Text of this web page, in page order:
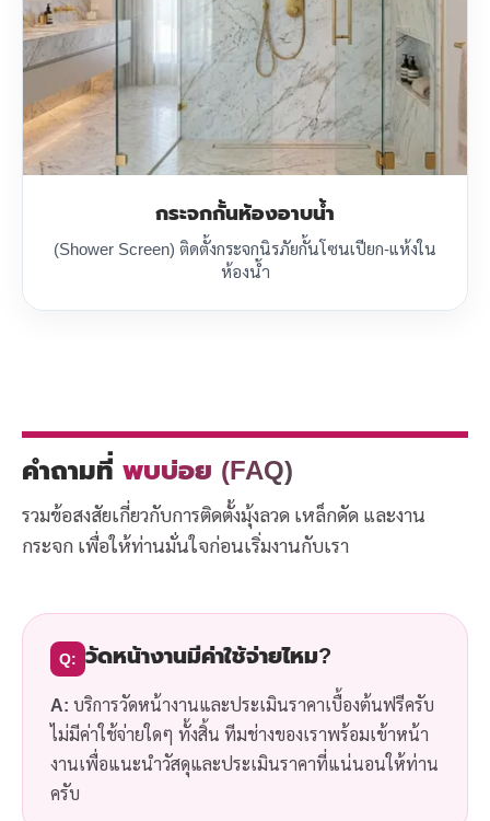
กระจกกั้นห้องอาบน้ำ
(Shower Screen) ติดตั้งกระจกนิรภัยกั้นโซนเปียก-แห้งใน
ห้องน้ำ
คำถามที่ พบบ่อย (FAQ)
รวมข้อสงสัยเกี่ยวกับการติดตั้งมุ้งลวด เหล็กดัด และงาน
กระจก เพื่อให้ท่านมั่นใจก่อนเริ่มงานกับเรา
Q: วัดหน้างานมีค่าใช้จ่ายไหม?
A: บริการวัดหน้างานและประเมินราคาเบื้องต้นฟรีครับ
ไม่มีค่าใช้จ่ายใดๆ ทั้งสิ้น ทีมช่างของเราพร้อมเข้าหน้า
งานเพื่อแนะนำวัสดุและประเมินราคาที่แน่นอนให้ท่าน
ครับ